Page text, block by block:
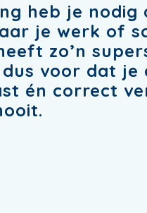
heb je nodig
je werk of
zo’n
dus voor dat
én correct